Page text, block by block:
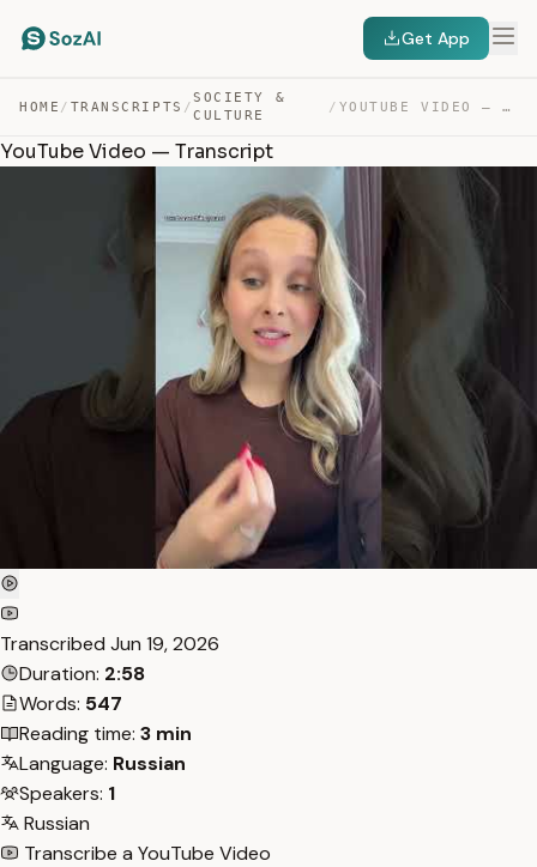
Get App
HOME / TRANSCRIPTS /
SOCIETY &
CULTURE
/ YOUTUBE VIDEO — TRANSCRIPT
YouTube Video — Transcript
Transcribed Jun 19, 2026
Duration: 2:58
Words: 547
Reading time: 3 min
Language: Russian
Speakers: 1
Russian
Transcribe a YouTube Video